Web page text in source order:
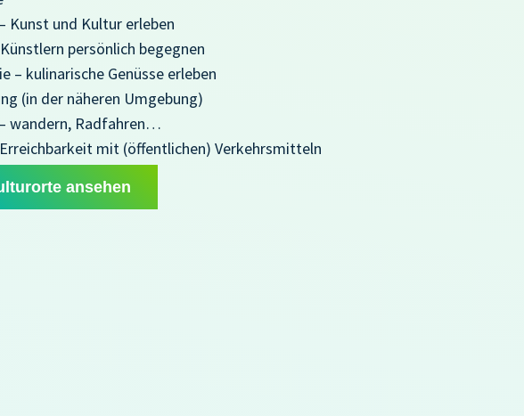
Kunst und Kultur erleben
persönlich begegnen
– kulinarische Genüsse erleben
(in der näheren Umgebung)
wandern, Radfahren…
mit (öffentlichen) Verkehrsmitteln
ansehen